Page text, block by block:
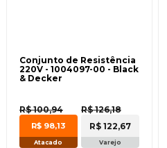
Conjunto de Resistência
220V - 1004097-00 - Black
& Decker
R$ 100,94
R$ 98,13
Atacado
R$ 126,18
R$ 122,67
Varejo